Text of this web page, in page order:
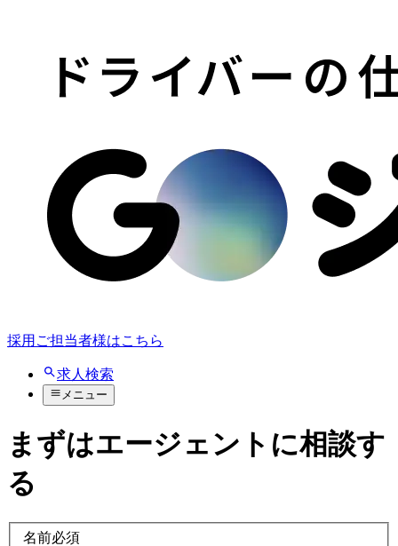
採用ご担当者様はこちら
求人検索
メニュー
まずはエージェントに相談す
る
名前必須